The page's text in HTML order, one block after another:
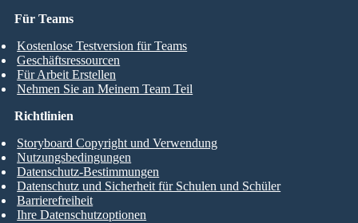
Für Teams
Kostenlose Testversion für Teams
Geschäftsressourcen
Für Arbeit Erstellen
Nehmen Sie an Meinem Team Teil
Richtlinien
Storyboard Copyright und Verwendung
Nutzungsbedingungen
Datenschutz-Bestimmungen
Datenschutz und Sicherheit für Schulen und Schüler
Barrierefreiheit
Ihre Datenschutzoptionen